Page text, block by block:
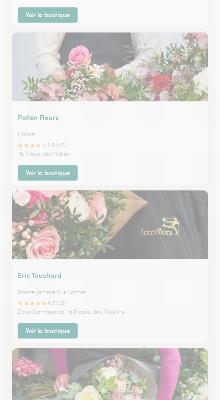
Voir la boutique
Pollen Fleurs
Conlie
★★★★
3.9 (46)
18, Place des Halles
Voir la boutique
Eric Touchard
Sainte Jamme Sur Sarthe
★★★★★4.5 (32)
Zone Commercial la Prairie des Moulins
Voir la boutique